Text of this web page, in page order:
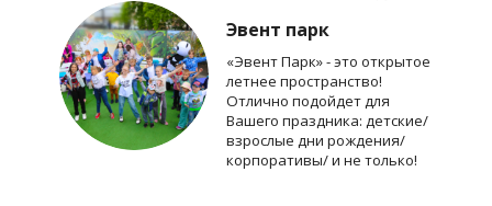
Эвент парк
«Эвент Парк» - это открытое
летнее пространство!
Отлично подойдет для
Вашего праздника: детские/
взрослые дни рождения/
корпоративы/ и не только!